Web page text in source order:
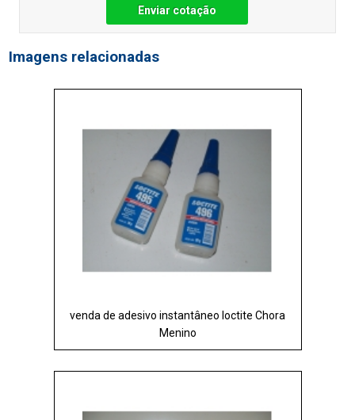
Enviar cotação
Imagens relacionadas
venda de adesivo instantâneo loctite Chora
Menino